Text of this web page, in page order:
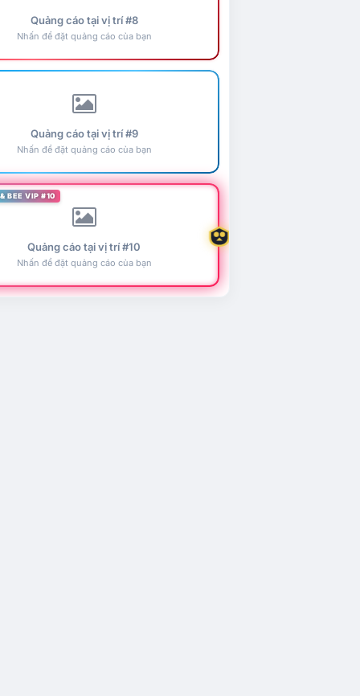
Quảng cáo tại vị trí #8
Nhấn để đặt quảng cáo của bạn
Quảng cáo tại vị trí #9
Nhấn để đặt quảng cáo của bạn
BEE VIP #10
Quảng cáo tại vị trí #10
Nhấn để đặt quảng cáo của bạn